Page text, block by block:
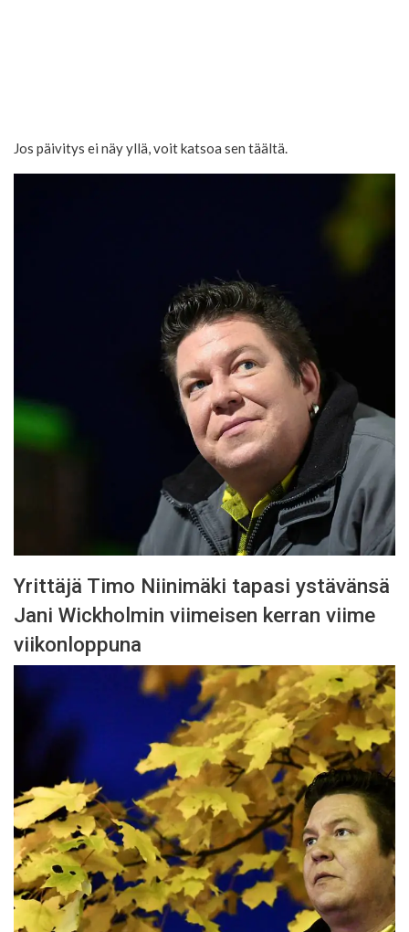
Jos päivitys ei näy yllä, voit katsoa sen täältä.
Yrittäjä Timo Niinimäki tapasi ystävänsä
Jani Wickholmin viimeisen kerran viime
viikonloppuna